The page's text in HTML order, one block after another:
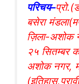
परिचय–
बसेरा
ज़िला-अशोक
२५ सितम्बर
अशोक नगर,